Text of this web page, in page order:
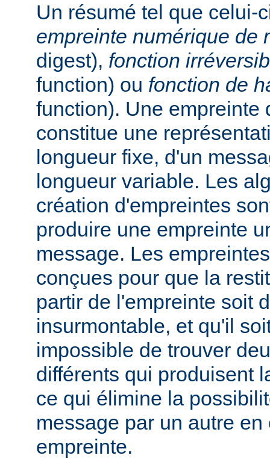
Un résumé tel que celui-
empreinte numérique de
digest), fonction
function) ou fonction de
function). Une empreinte
constitue une
longueur fixe, d'un
longueur variable. Les
création d'empreintes
produire une empreinte
message. Les
conçues pour que la
partir de l'empreinte soit
insurmontable, et qu'il
impossible de trouver
différents qui produisent
ce qui élimine la
message par un autre
empreinte.